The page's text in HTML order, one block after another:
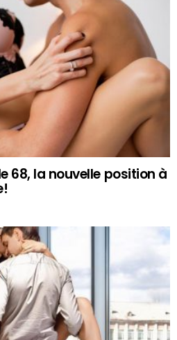
68, la nouvelle position à